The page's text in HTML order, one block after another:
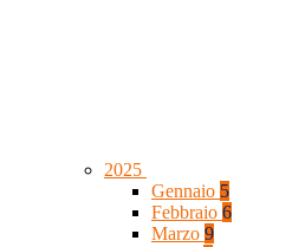
2025
Gennaio 5
Febbraio 6
Marzo 9